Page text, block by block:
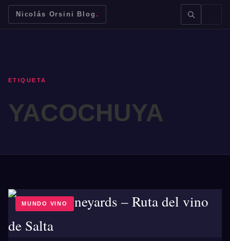
Nicolás Orsini Blog .
Mendoza Malbec Bodegas Jujuy
ETIQUETA
YACOCHUYA
MUNDO VINO